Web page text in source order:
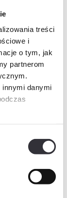
treści
i
o tym, jak
partnerom
innymi danymi
PDF